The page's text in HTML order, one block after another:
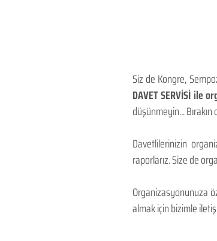
Siz de Kongre,
DAVET SERVİSİ ile
düşünmeyin...
Davetlilerinizin
raporlarız. Size de
Organizasyonunuza
almak için bizimle